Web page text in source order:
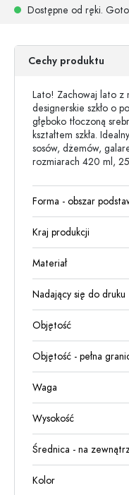
Dostępne od ręki.
Cechy produktu
Lato! Zachowaj lato z
designerskie szkło o
głęboko tłoczoną
kształtem szkła.
sosów, dżemów,
rozmiarach 420 ml,
Forma - obszar
Kraj produkcji
Materiał
Nadający się do druku
Objętość
Objętość - pełna
Waga
Wysokość
Średnica - na
Kolor